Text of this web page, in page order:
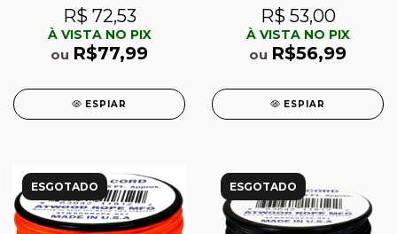
R$ 72,53
À VISTA NO PIX
ou R$77,99
ESPIAR
R$ 53,00
À VISTA NO PIX
ou R$56,99
ESPIAR
ESGOTADO ESGOTADO